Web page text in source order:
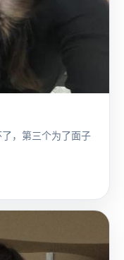
，第三个为了面子